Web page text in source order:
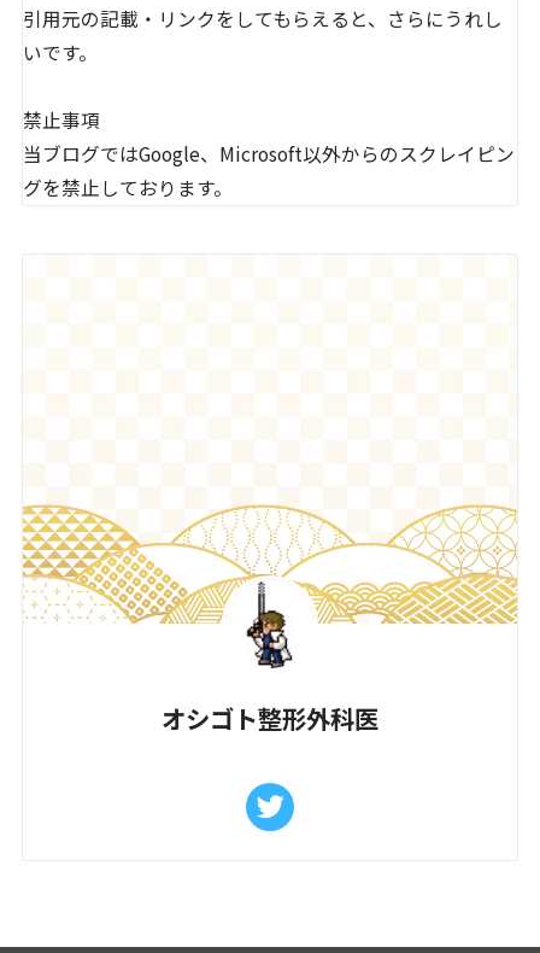
引用元の記載・リンクをしてもらえると、さらにうれし
いです。
禁止事項
当ブログではGoogle、Microsoft以外からのスクレイピン
グを禁止しております。
オシゴト整形外科医